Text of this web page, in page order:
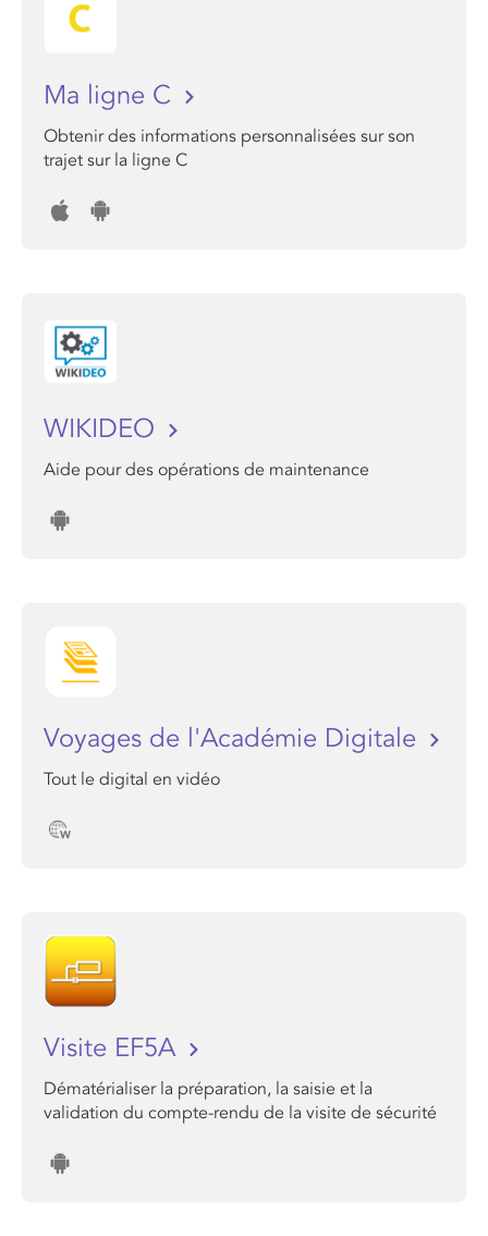
Ma ligne C
Obtenir des informations personnalisées sur son
trajet sur la ligne C
WIKIDEO
Aide pour des opérations de maintenance
Voyages de l'Académie Digitale
Tout le digital en vidéo
Visite EF5A
Dématérialiser la préparation, la saisie et la
validation du compte-rendu de la visite de sécurité